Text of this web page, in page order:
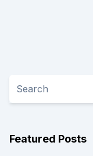
Featured Posts